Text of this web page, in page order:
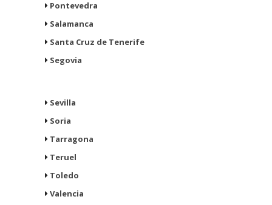
Pontevedra
Salamanca
Santa Cruz de Tenerife
Segovia
Sevilla
Soria
Tarragona
Teruel
Toledo
Valencia